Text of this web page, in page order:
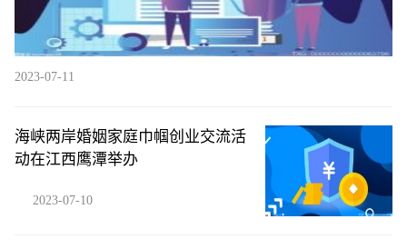
2023-07-11
海峡两岸婚姻家庭巾帼创业交流活
动在江西鹰潭举办
2023-07-10